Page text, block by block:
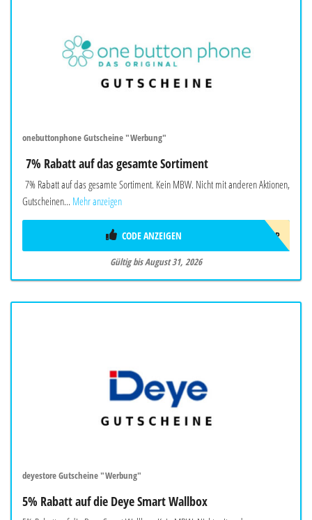
onebuttonphone Gutscheine "Werbung"
7% Rabatt auf das gesamte Sortiment
7% Rabatt auf das gesamte Sortiment. Kein MBW. Nicht mit anderen Aktionen,
Gutscheinen... Mehr anzeigen
SOMMER2026OBP
CODE ANZEIGEN
Gültig bis August 31, 2026
deyestore Gutscheine "Werbung"
5% Rabatt auf die Deye Smart Wallbox